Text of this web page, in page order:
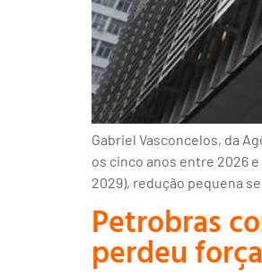
Gabriel Vasconcelos, da
os cinco anos entre 2026
2029), redução pequena
Petrobras
perdeu